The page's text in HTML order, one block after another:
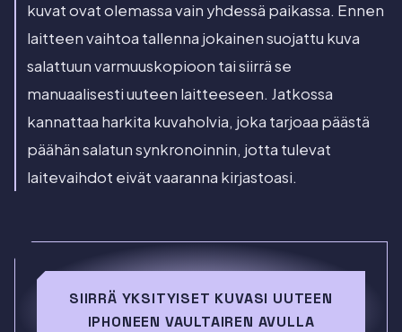
kuvat ovat olemassa vain yhdessä paikassa. Ennen
laitteen vaihtoa tallenna jokainen suojattu kuva
salattuun varmuuskopioon tai siirrä se
manuaalisesti uuteen laitteeseen. Jatkossa
kannattaa harkita kuvaholvia, joka tarjoaa päästä
päähän salatun synkronoinnin, jotta tulevat
laitevaihdot eivät vaaranna kirjastoasi.
SIIRRÄ YKSITYISET KUVASI UUTEEN
IPHONEEN VAULTAIREN AVULLA